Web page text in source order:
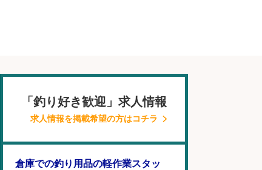
「釣り好き歓迎」求人情報
求人情報を掲載希望の方はコチラ
倉庫での釣り用品の軽作業スタッ